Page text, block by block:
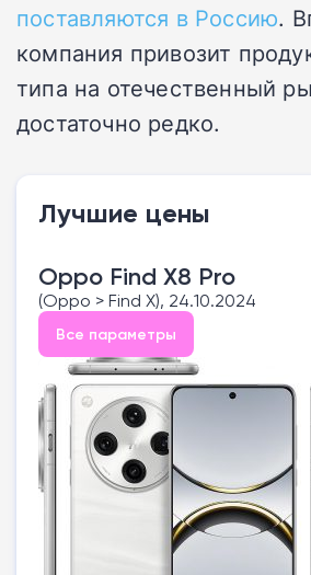
поставляются в Россию.
компания привозит
типа на отечественный
достаточно редко.
Лучшие цены
Oppo Find X8 Pro
(Oppo > Find X), 24.10.2024
Все параметры